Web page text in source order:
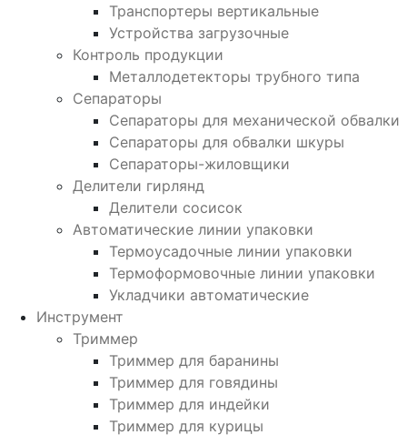
Транспортеры вертикальные
Устройства загрузочные
Контроль продукции
Металлодетекторы трубного типа
Сепараторы
Сепараторы для механической обвалки
Сепараторы для обвалки шкуры
Сепараторы-жиловщики
Делители гирлянд
Делители сосисок
Автоматические линии упаковки
Термоусадочные линии упаковки
Термоформовочные линии упаковки
Укладчики автоматические
Инструмент
Триммер
Триммер для баранины
Триммер для говядины
Триммер для индейки
Триммер для курицы